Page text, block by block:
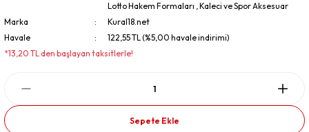
Lotto Hakem Formaları ,Kaleci ve Spor Aksesuar
Marka
Kural18.net
Havale
122,55 TL (%5,00 havale indirimi)
*13,20 TL den başlayan taksitlerle!
Sepete Ekle